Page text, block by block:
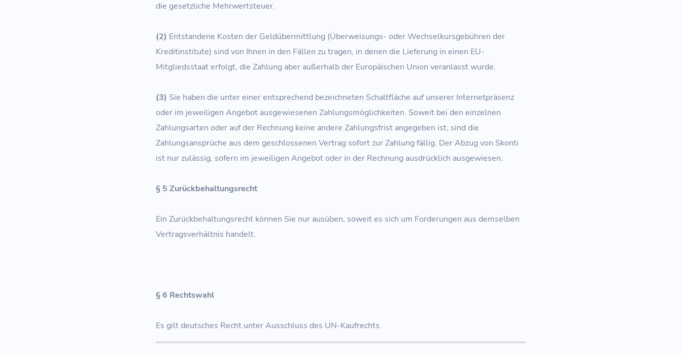
die gesetzliche Mehrwertsteuer.
(2) Entstandene Kosten der Geldübermittlung (Überweisungs- oder Wechselkursgebühren der
Kreditinstitute) sind von Ihnen in den Fällen zu tragen, in denen die Lieferung in einen EU-
Mitgliedsstaat erfolgt, die Zahlung aber außerhalb der Europäischen Union veranlasst wurde.
(3) Sie haben die unter einer entsprechend bezeichneten Schaltfläche auf unserer Internetpräsenz
oder im jeweiligen Angebot ausgewiesenen Zahlungsmöglichkeiten. Soweit bei den einzelnen
Zahlungsarten oder auf der Rechnung keine andere Zahlungsfrist angegeben ist, sind die
Zahlungsansprüche aus dem geschlossenen Vertrag sofort zur Zahlung fällig. Der Abzug von Skonti
ist nur zulässig, sofern im jeweiligen Angebot oder in der Rechnung ausdrücklich ausgewiesen.
§ 5 Zurückbehaltungsrecht
Ein Zurückbehaltungsrecht können Sie nur ausüben, soweit es sich um Forderungen aus demselben
Vertragsverhältnis handelt.
§ 6 Rechtswahl
Es gilt deutsches Recht unter Ausschluss des UN-Kaufrechts.